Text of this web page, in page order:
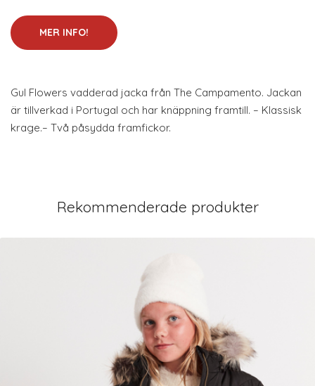
MER INFO!
Gul Flowers vadderad jacka från The Campamento. Jackan
är tillverkad i Portugal och har knäppning framtill. – Klassisk
krage.– Två påsydda framfickor.
Rekommenderade produkter